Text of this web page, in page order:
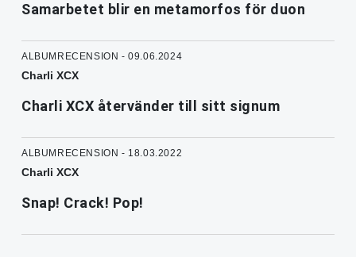
Samarbetet blir en metamorfos för duon
ALBUMRECENSION - 09.06.2024
Charli XCX
Charli XCX återvänder till sitt signum
ALBUMRECENSION - 18.03.2022
Charli XCX
Snap! Crack! Pop!